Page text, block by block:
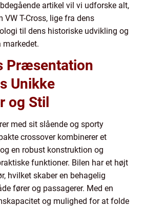
artikel vil vi udforske alt,
VW T-Cross, lige fra dens
til dens historiske udvikling og
Præsentation
Unikke
og Stil
med sit slående og sporty
crossover kombinerer et
en robust konstruktion og
funktioner. Bilen har et højt
hvilket skaber en behagelig
fører og passagerer. Med en
og mulighed for at folde